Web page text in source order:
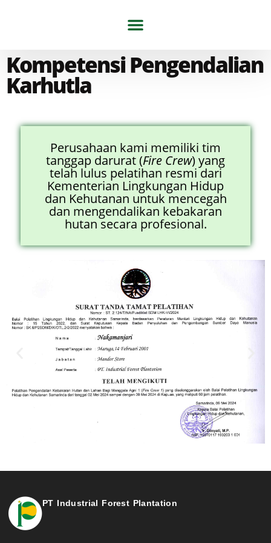
Kompetensi Pengendalian
Karhutla
Perusahaan kami memiliki tim
tanggap darurat (Fire Crew) yang
telah lulus pelatihan resmi dari
Kementerian Lingkungan Hidup
dan Kehutanan untuk mencegah
dan mengendalikan kebakaran
hutan secara profesional.
PT Industrial Forest Plantation